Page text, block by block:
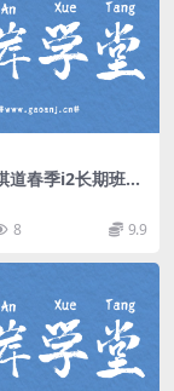
道春季i2长期班娜
36课时）（超清
盘
8 9.9